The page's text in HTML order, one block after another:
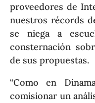
proveedores de
nuestros récords
se niega a
consternación
de sus propuestas.
“Como en
comisionar un